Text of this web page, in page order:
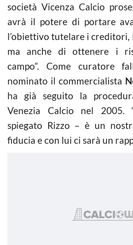
società Vicenza Calcio
avrà il potere di portare
l’obiettivo tutelare i creditori,
ma anche di ottenere i
campo”. Come curatore
nominato il commercialista
ha già seguito la
Venezia Calcio nel
spiegato Rizzo – è un
fiducia e con lui ci sarà un